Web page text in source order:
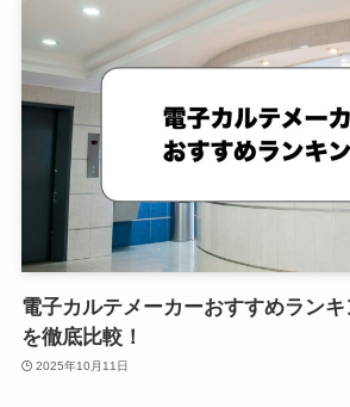
電子カルテメーカーおすすめラン
を徹底比較！
2025年10月11日